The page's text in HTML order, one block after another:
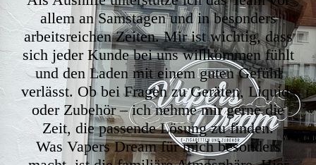
allem an Samstagen und in besonders
arbeitsreichen Zeiten. Mir ist wichtig, dass
sich jeder Kunde bei uns willkommen fühlt
und den Laden mit einem guten Gefühl
verlässt. Ob bei Fragen zu Geräten, Liquids
oder Zubehör – ich nehme mir gerne die
Zeit, die passende Lösung zu finden.
Was Vapers Dream für mich besonders